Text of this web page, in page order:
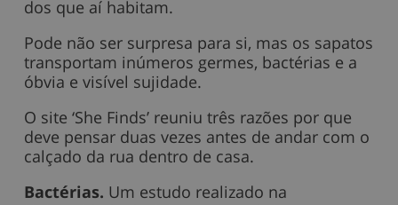
dos que aí habitam.
Pode não ser surpresa para si, mas os sapatos
transportam inúmeros germes, bactérias e a
óbvia e visível sujidade.
O site ‘She Finds’ reuniu três razões por que
deve pensar duas vezes antes de andar com o
calçado da rua dentro de casa.
Bactérias. Um estudo realizado na